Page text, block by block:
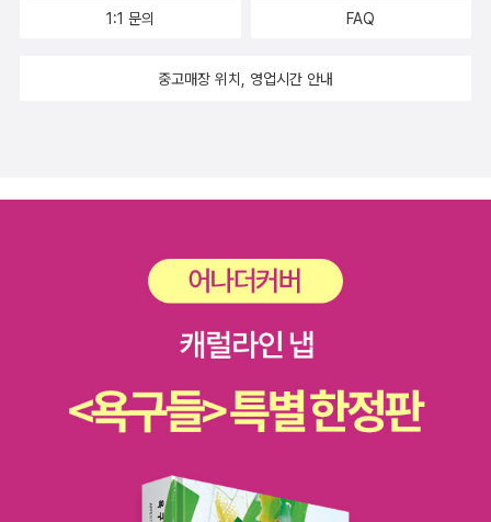
1:1 문의 FAQ
중고매장 위치, 영업시간 안내